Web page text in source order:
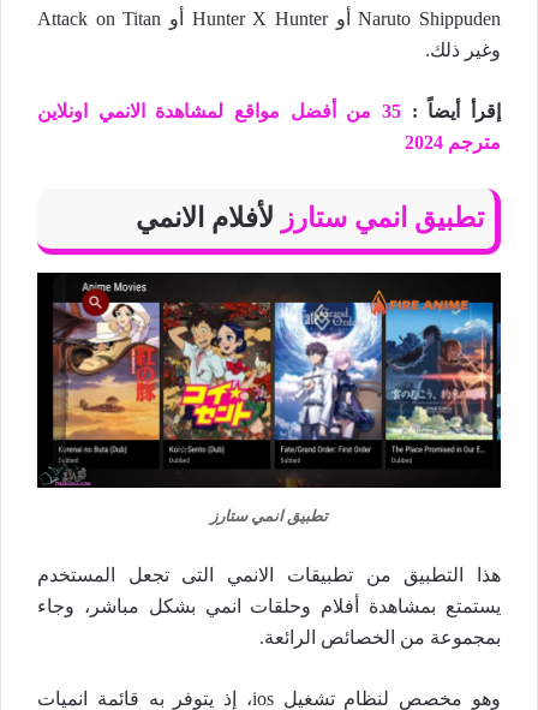
Naruto Shippuden أو Hunter X Hunter أو Attack on Titan
وغير ذلك.
إقرأ أيضاً :
35 من أفضل مواقع لمشاهدة الانمي اونلاين
مترجم 2024
تطبيق انمي ستارز لأفلام الانمي
تطبيق انمي ستارز
هذا التطبيق من تطبيقات الانمي التى تجعل المستخدم
يستمتع بمشاهدة أفلام وحلقات انمي بشكل مباشر، وجاء
بمجموعة من الخصائص الرائعة.
وهو مخصص لنظام تشغيل ios، إذ يتوفر به قائمة انميات